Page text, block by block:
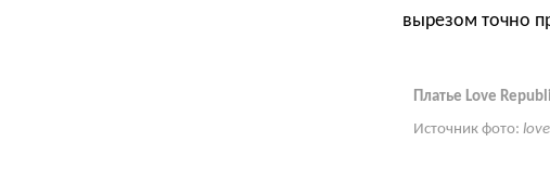
вырезом точно
Платье Love
Источник фото: